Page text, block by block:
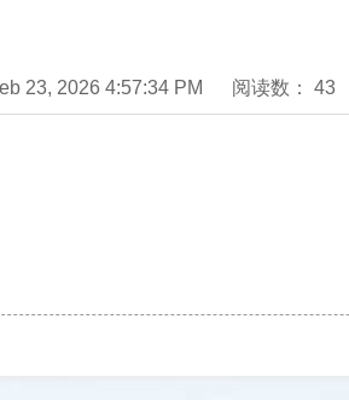
23, 2026 4:57:34 PM 阅读数： 43